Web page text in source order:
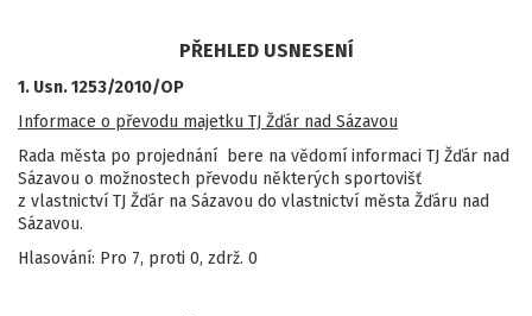
PŘEHLED USNESENÍ
1. Usn. 1253/2010/OP
Informace o převodu majetku TJ Žďár nad Sázavou
Rada města po projednání bere na vědomí informaci TJ Žďár nad
Sázavou o možnostech převodu některých sportovišť
z vlastnictví TJ Žďár na Sázavou do vlastnictví města Žďáru nad
Sázavou.
Hlasování: Pro 7, proti 0, zdrž. 0